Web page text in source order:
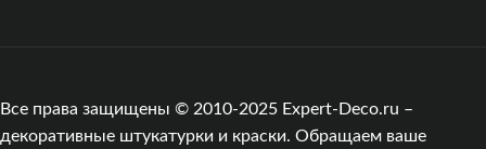
Все права защищены © 2010-2025 Expert-Deco.ru –
декоративные штукатурки и краски. Обращаем ваше